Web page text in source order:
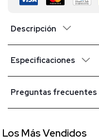
Descripción
Especificaciones
Preguntas frecuentes
Los Más Vendidos